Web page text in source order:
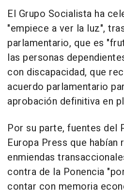
El Grupo Socialista ha
"empiece a ver la luz",
parlamentario, que es
las personas
con discapacidad, que
acuerdo parlamentario
aprobación definitiva en
Por su parte, fuentes del
Europa Press que habían
enmiendas
contra de la Ponencia
contar con memoria